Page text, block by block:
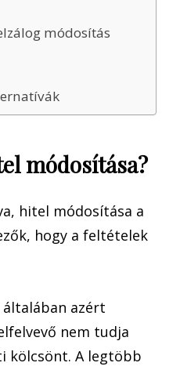
módosítás
módosítása?
hitel módosítása a
hogy a feltételek
azért
nem tudja
kölcsönt. A legtöbb